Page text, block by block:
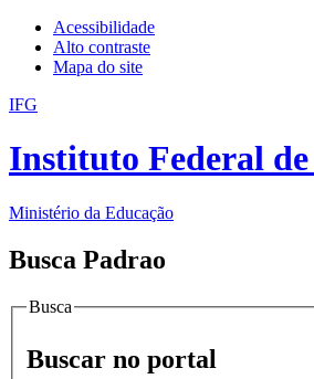
Acessibilidade
Alto contraste
Mapa do site
IFG
Instituto Federal de
Ministério da Educação
Busca Padrao
Busca
Buscar no portal